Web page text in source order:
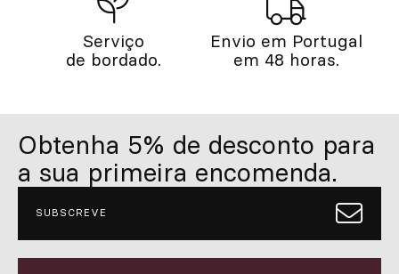
Serviço
de bordado.
Envio em Portugal
em 48 horas.
Obtenha 5% de desconto para
a sua primeira encomenda.
SUBSCREVE